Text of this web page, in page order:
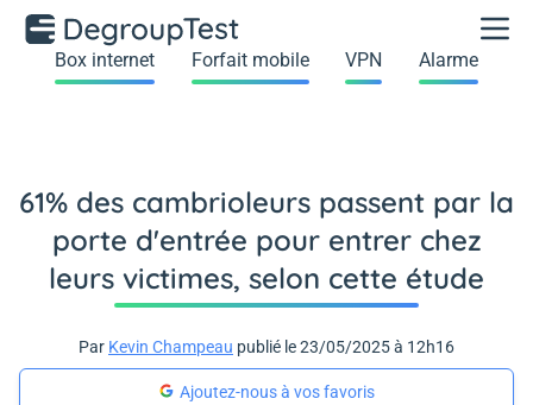
Box internet Forfait mobile VPN Alarme
61% des cambrioleurs passent par la
porte d'entrée pour entrer chez
leurs victimes, selon cette étude
Par Kevin Champeau publié le 23/05/2025 à 12h16
Ajoutez-nous à vos favoris